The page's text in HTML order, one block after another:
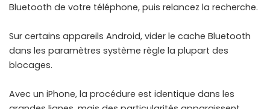
Bluetooth de votre téléphone, puis relancez la recherche.
Sur certains appareils Android, vider le cache Bluetooth
dans les paramètres système règle la plupart des
blocages.
Avec un iPhone, la procédure est identique dans les